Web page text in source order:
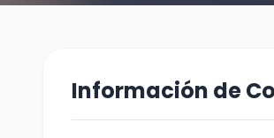
Información de